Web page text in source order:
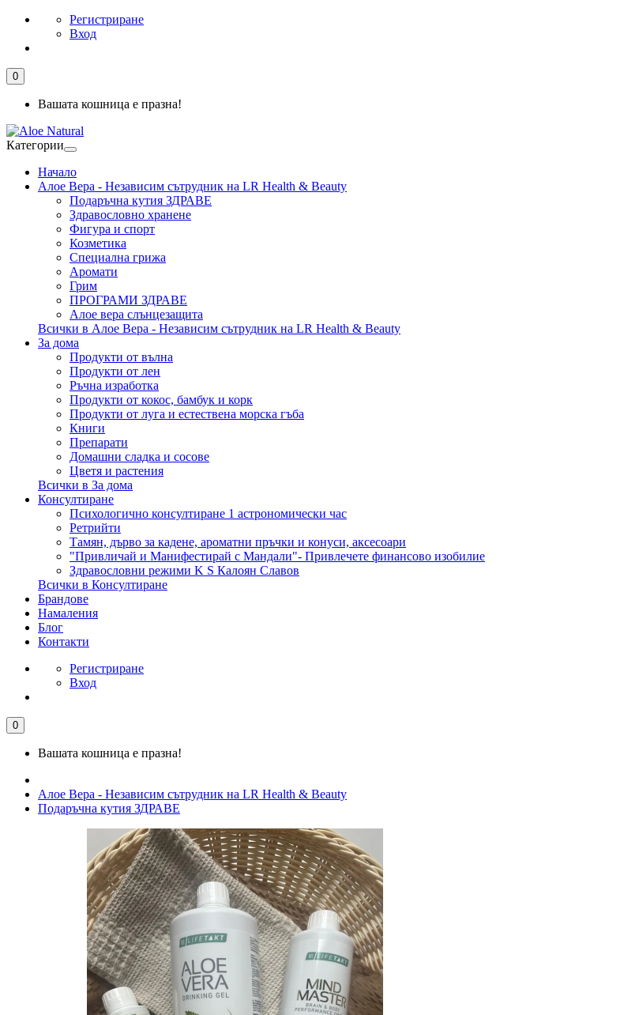
Регистриране
Вход
0
Вашата кошница е празна!
Категории
Начало
Алое Вера - Независим сътрудник на LR Health & Beauty
Подаръчна кутия ЗДРАВЕ
Здравословно хранене
Фигура и спорт
Козметика
Специална грижа
Аромати
Грим
ПРОГРАМИ ЗДРАВЕ
Алое вера слънцезащита
Всички в Алое Вера - Независим сътрудник на LR Health & Beauty
За дома
Продукти от вълна
Продукти от лен
Ръчна изработка
Продукти от кокос, бамбук и корк
Продукти от луга и естествена морска гъба
Книги
Препарати
Домашни сладка и сосове
Цветя и растения
Всички в За дома
Консултиране
Психологично консултиране 1 астрономически час
Ретрийти
Тамян, дърво за кадене, ароматни пръчки и конуси, аксесоари
"Привличай и Манифестирай с Мандали"- Привлечете финансово изобилие
Здравословни режими K S Калоян Славов
Всички в Консултиране
Брандове
Намаления
Блог
Контакти
Регистриране
Вход
0
Вашата кошница е празна!
Алое Вера - Независим сътрудник на LR Health & Beauty
Подаръчна кутия ЗДРАВЕ